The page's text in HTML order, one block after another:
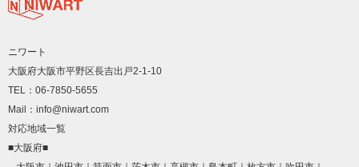
ニワート
大阪府大阪市平野区長吉出戸2-1-10
TEL：06-7850-5655
Mail：info@niwart.com
対応地域一覧
■大阪府■